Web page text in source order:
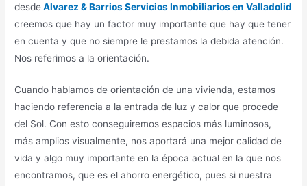
desdeAlvarez & Barrios Servicios Inmobiliarios en Valladolid
creemos que hay un factor muy importante que hay que tener
en cuenta y que no siempre le prestamos la debida atención.
Nos referimos a la orientación.
Cuando hablamos de orientación de una vivienda, estamos
haciendo referencia a la entrada de luz y calor que procede
del Sol. Con esto conseguiremos espacios más luminosos,
más amplios visualmente, nos aportará una mejor calidad de
vida y algo muy importante en la época actual en la que nos
encontramos, que es el ahorro energético, pues si nuestra